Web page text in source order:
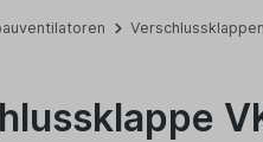
Verschlussklappen